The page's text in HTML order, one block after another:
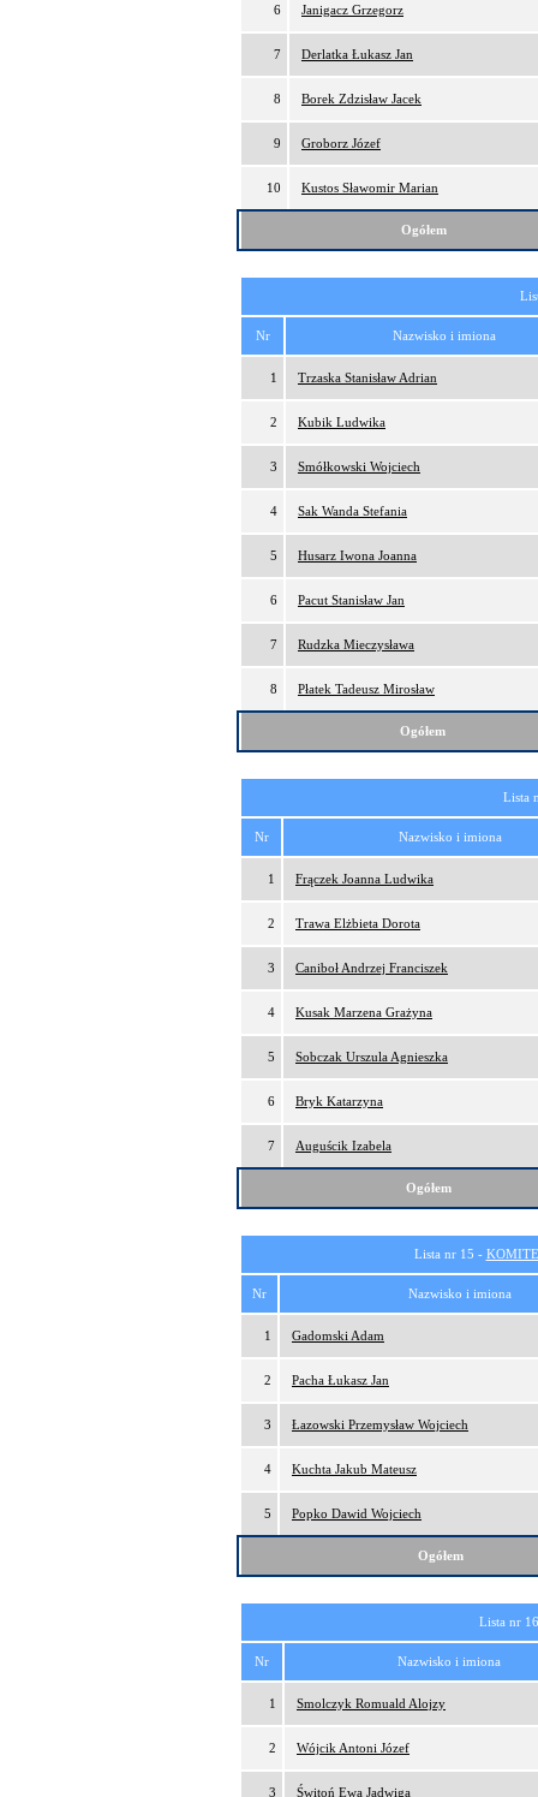
6 Janigacz Grzegorz
7 Derlatka Łukasz Jan
8 Borek Zdzisław Jacek
9 Groborz Józef
10 Kustos Sławomir Marian
Ogółem
Nr Nazwisko i imiona
1 Trzaska Stanisław Adrian
2 Kubik Ludwika
3 Smółkowski Wojciech
4 Sak Wanda Stefania
5 Husarz Iwona Joanna
6 Pacut Stanisław Jan
7 Rudzka Mieczysława
8 Płatek Tadeusz Mirosław
Ogółem
Lista
Nr Nazwisko i imiona
1 Frączek Joanna Ludwika
2 Trawa Elżbieta Dorota
3 Caniboł Andrzej Franciszek
4 Kusak Marzena Grażyna
5 Sobczak Urszula Agnieszka
6 Bryk Katarzyna
7 Auguścik Izabela
Ogółem
Lista nr 15 -
Nr Nazwisko i imiona
1 Gadomski Adam
2 Pacha Łukasz Jan
3 Łazowski Przemysław Wojciech
4 Kuchta Jakub Mateusz
5 Popko Dawid Wojciech
Ogółem
Lista nr
Nr Nazwisko i imiona
1 Smolczyk Romuald Alojzy
2 Wójcik Antoni Józef
3 Świtoń Ewa Jadwiga